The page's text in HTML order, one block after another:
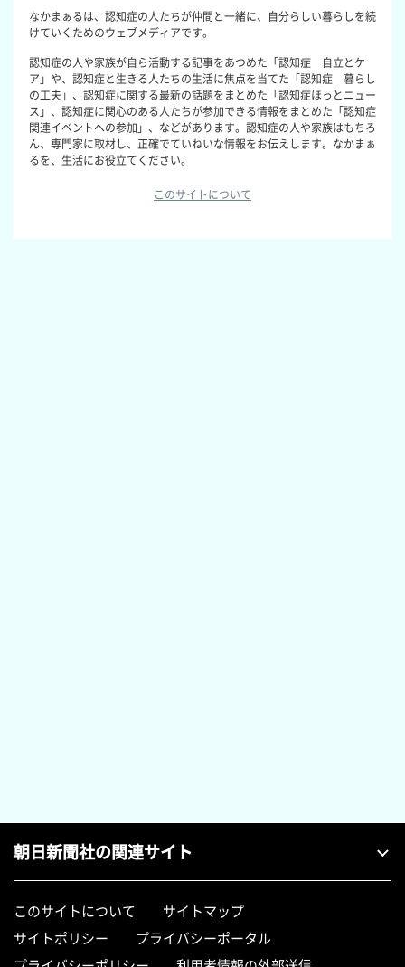
なかまぁるは、認知症の人たちが仲間と一緒に、自分らしい暮らしを続
けていくためのウェブメディアです。
認知症の人や家族が自ら活動する記事をあつめた「認知症 自立とケ
ア」や、認知症と生きる人たちの生活に焦点を当てた「認知症 暮らし
の工夫」、認知症に関する最新の話題をまとめた「認知症ほっとニュー
ス」、認知症に関心のある人たちが参加できる情報をまとめた「認知症
関連イベントへの参加」、などがあります。認知症の人や家族はもちろ
ん、専門家に取材し、正確でていねいな情報をお伝えします。なかまぁ
るを、生活にお役立てください。
このサイトについて
朝日新聞社の関連サイト
このサイトについて
サイトマップ
サイトポリシー
プライバシーポータル